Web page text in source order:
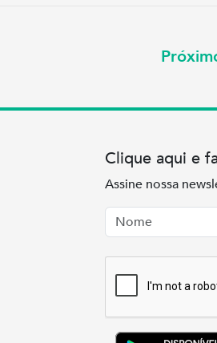
Clique aqui e
Assine nossa
Nome
Email